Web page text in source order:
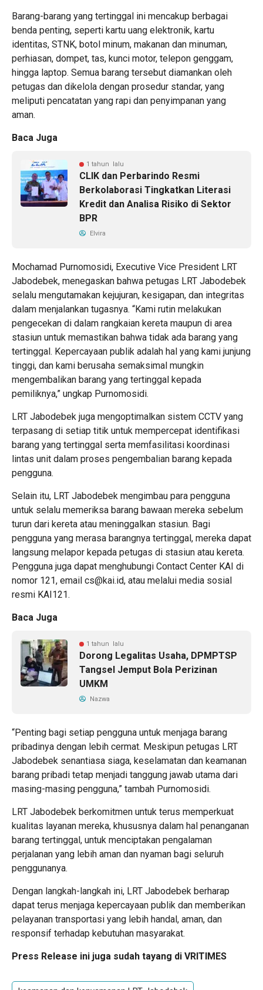
Barang-barang yang tertinggal ini mencakup berbagai
benda penting, seperti kartu uang elektronik, kartu
identitas, STNK, botol minum, makanan dan minuman,
perhiasan, dompet, tas, kunci motor, telepon genggam,
hingga laptop. Semua barang tersebut diamankan oleh
petugas dan dikelola dengan prosedur standar, yang
meliputi pencatatan yang rapi dan penyimpanan yang
aman.
Baca Juga
1 tahun lalu
CLIK dan Perbarindo Resmi
Berkolaborasi Tingkatkan Literasi
Kredit dan Analisa Risiko di Sektor
BPR
Elvira
Mochamad Purnomosidi, Executive Vice President LRT
Jabodebek, menegaskan bahwa petugas LRT Jabodebek
selalu mengutamakan kejujuran, kesigapan, dan integritas
dalam menjalankan tugasnya. “Kami rutin melakukan
pengecekan di dalam rangkaian kereta maupun di area
stasiun untuk memastikan bahwa tidak ada barang yang
tertinggal. Kepercayaan publik adalah hal yang kami junjung
tinggi, dan kami berusaha semaksimal mungkin
mengembalikan barang yang tertinggal kepada
pemiliknya,” ungkap Purnomosidi.
LRT Jabodebek juga mengoptimalkan sistem CCTV yang
terpasang di setiap titik untuk mempercepat identifikasi
barang yang tertinggal serta memfasilitasi koordinasi
lintas unit dalam proses pengembalian barang kepada
pengguna.
Selain itu, LRT Jabodebek mengimbau para pengguna
untuk selalu memeriksa barang bawaan mereka sebelum
turun dari kereta atau meninggalkan stasiun. Bagi
pengguna yang merasa barangnya tertinggal, mereka dapat
langsung melapor kepada petugas di stasiun atau kereta.
Pengguna juga dapat menghubungi Contact Center KAI di
nomor 121, email cs@kai.id, atau melalui media sosial
resmi KAI121.
Baca Juga
1 tahun lalu
Dorong Legalitas Usaha, DPMPTSP
Tangsel Jemput Bola Perizinan
UMKM
Nazwa
“Penting bagi setiap pengguna untuk menjaga barang
pribadinya dengan lebih cermat. Meskipun petugas LRT
Jabodebek senantiasa siaga, keselamatan dan keamanan
barang pribadi tetap menjadi tanggung jawab utama dari
masing-masing pengguna,” tambah Purnomosidi.
LRT Jabodebek berkomitmen untuk terus memperkuat
kualitas layanan mereka, khususnya dalam hal penanganan
barang tertinggal, untuk menciptakan pengalaman
perjalanan yang lebih aman dan nyaman bagi seluruh
penggunanya.
Dengan langkah-langkah ini, LRT Jabodebek berharap
dapat terus menjaga kepercayaan publik dan memberikan
pelayanan transportasi yang lebih handal, aman, dan
responsif terhadap kebutuhan masyarakat.
Press Release ini juga sudah tayang di VRITIMES